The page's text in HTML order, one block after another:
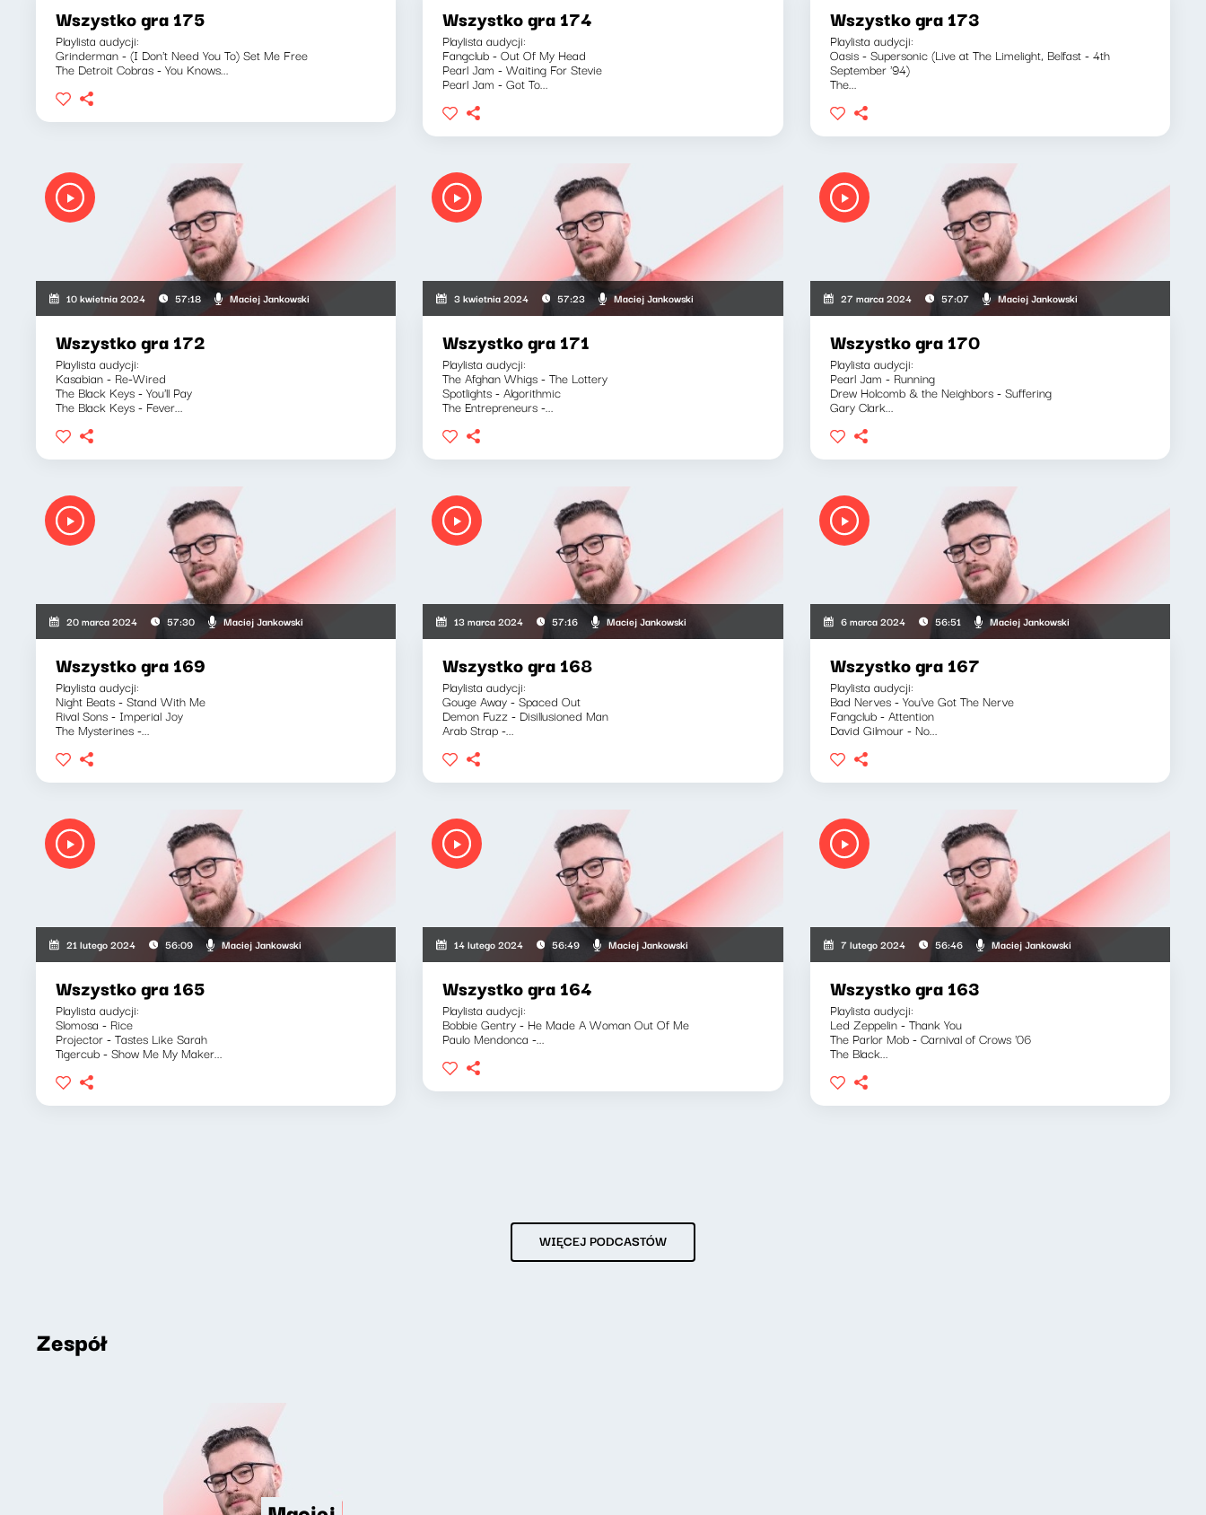
Wszystko gra 175
Playlista audycji:
Grinderman - (I Don't Need You To) Set Me Free
The Detroit Cobras - You Knows...
Wszystko gra 174
Playlista audycji:
Fangclub - Out Of My Head
Pearl Jam - Waiting For Stevie
Pearl Jam - Got To...
Wszystko gra 173
Playlista audycji:
Oasis - Supersonic (Live at The Limelight, Belfast - 4th
September '94)
The...
10 kwietnia 2024 57:18 Maciej Jankowski
Wszystko gra 172
Playlista audycji:
Kasabian - Re-Wired
The Black Keys - You'll Pay
The Black Keys - Fever...
3 kwietnia 2024 57:23 Maciej Jankowski
Wszystko gra 171
Playlista audycji:
The Afghan Whigs - The Lottery
Spotlights - Algorithmic
The Entrepreneurs -...
27 marca 2024 57:07 Maciej Jankowski
Wszystko gra 170
Playlista audycji:
Pearl Jam - Running
Drew Holcomb & the Neighbors - Suffering
Gary Clark...
20 marca 2024 57:30 Maciej Jankowski
Wszystko gra 169
Playlista audycji:
Night Beats - Stand With Me
Rival Sons - Imperial Joy
The Mysterines -...
13 marca 2024 57:16 Maciej Jankowski
Wszystko gra 168
Playlista audycji:
Gouge Away - Spaced Out
Demon Fuzz - Disillusioned Man
Arab Strap -...
6 marca 2024 56:51 Maciej Jankowski
Wszystko gra 167
Playlista audycji:
Bad Nerves - You've Got The Nerve
Fangclub - Attention
David Gilmour - No...
21 lutego 2024 56:09 Maciej Jankowski
Wszystko gra 165
Playlista audycji:
Slomosa - Rice
Projector - Tastes Like Sarah
Tigercub - Show Me My Maker...
14 lutego 2024 56:49 Maciej Jankowski
Wszystko gra 164
Playlista audycji:
Bobbie Gentry - He Made A Woman Out Of Me
Paulo Mendonca -...
7 lutego 2024 56:46 Maciej Jankowski
Wszystko gra 163
Playlista audycji:
Led Zeppelin - Thank You
The Parlor Mob - Carnival of Crows '06
The Black...
WIĘCEJ PODCASTÓW
Zespół